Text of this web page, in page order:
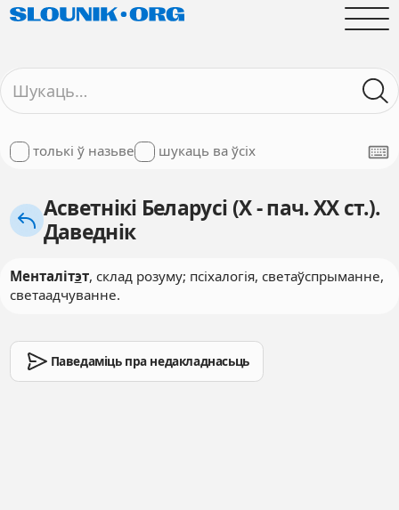
толькі ў назьве шукаць ва ўсіх
Асветнікі Беларусі (X - пач. XX ст.).
Даведнік
Менталітэт, склад розуму; псіхалогія, светаўспрыманне,
светаадчуванне.
Паведаміць пра недакладнасьць